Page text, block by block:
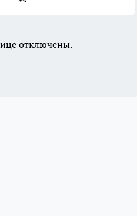
отключены.